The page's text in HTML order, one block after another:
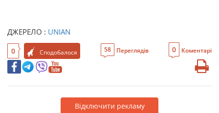
ДЖЕРЕЛО : UNIAN
0 Сподобалося 58 Переглядів 0 Коментарі
Відключити рекламу